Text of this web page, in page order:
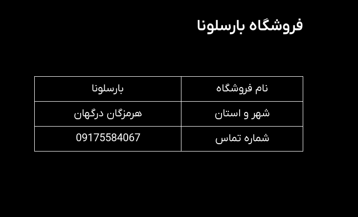
فروشگاه بارسلونا
نام فروشگاه
بارسلونا
شهر و استان
هرمزگان درگهان
شماره تماس
09175584067